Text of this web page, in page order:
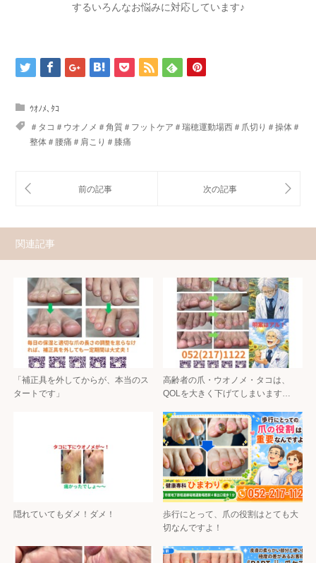
するいろんなお悩みに対応しています♪
ｳｵﾉﾒ､ﾀｺ
＃タコ＃ウオノメ＃角質＃フットケア＃瑞穂運動場西＃爪切り＃操体＃
整体＃腰痛＃肩こり＃膝痛
関連記事
「補正具を外してからが、本当のス
タートです」
高齢者の爪・ウオノメ・タコは、
QOLを大きく下げてしまいます…
隠れていてもダメ！ダメ！
歩行にとって、爪の役割はとても大
切なんですよ！